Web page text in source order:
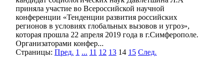
приняла участие во Всероссийской научной
конференции «Тенденции развития российских
регионов в условиях глобальных вызовов и угроз»,
которая прошла 22 апреля 2019 года в г.Симферополе.
Организаторами конфер...
Страницы: Пред. 1 ... 11 12 13 14 15 След.